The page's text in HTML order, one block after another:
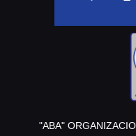
"ABA"